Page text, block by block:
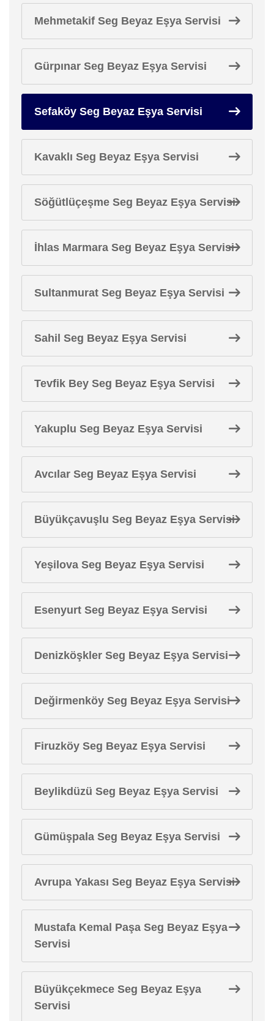
Mehmetakif Seg Beyaz Eşya Servisi
Gürpınar Seg Beyaz Eşya Servisi
Sefaköy Seg Beyaz Eşya Servisi
Kavaklı Seg Beyaz Eşya Servisi
Söğütlüçeşme Seg Beyaz Eşya Servisi
İhlas Marmara Seg Beyaz Eşya Servisi
Sultanmurat Seg Beyaz Eşya Servisi
Sahil Seg Beyaz Eşya Servisi
Tevfik Bey Seg Beyaz Eşya Servisi
Yakuplu Seg Beyaz Eşya Servisi
Avcılar Seg Beyaz Eşya Servisi
Büyükçavuşlu Seg Beyaz Eşya Servisi
Yeşilova Seg Beyaz Eşya Servisi
Esenyurt Seg Beyaz Eşya Servisi
Denizköşkler Seg Beyaz Eşya Servisi
Değirmenköy Seg Beyaz Eşya Servisi
Firuzköy Seg Beyaz Eşya Servisi
Beylikdüzü Seg Beyaz Eşya Servisi
Gümüşpala Seg Beyaz Eşya Servisi
Avrupa Yakası Seg Beyaz Eşya Servisi
Mustafa Kemal Paşa Seg Beyaz Eşya
Servisi
Büyükçekmece Seg Beyaz Eşya
Servisi